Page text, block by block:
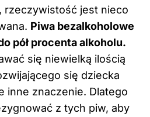
rzeczywistość jest nieco
Piwa bezalkoholowe
pół procenta alkoholu.
się niewielką ilością
się dziecka
inne znaczenie. Dlatego
z tych piw, aby